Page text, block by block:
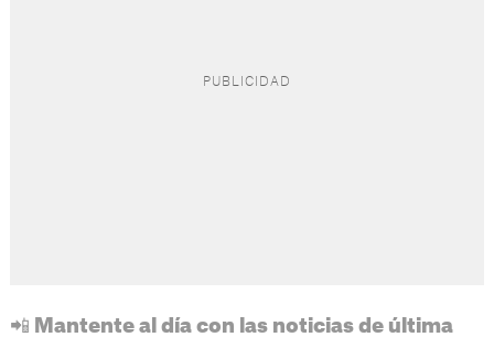
📲 Mantente al día con las noticias de última